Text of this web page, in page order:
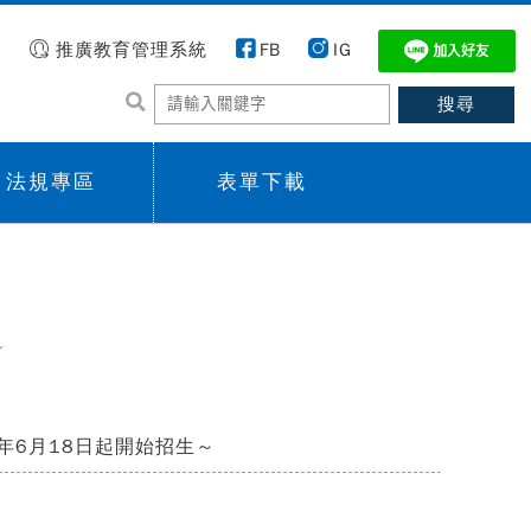
推廣教育管理系統 FB IG
法規專區 表單下載
6月18日起開始招生～